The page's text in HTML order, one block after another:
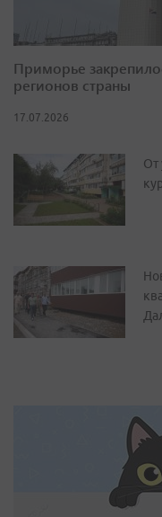
Приморье
регионов страны
17.07.2026
От